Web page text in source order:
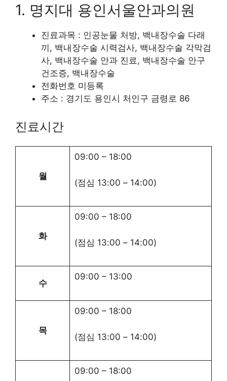
1. 명지대 용인서울안과의원
진료과목 : 인공눈물 처방, 백내장수술 다래
끼, 백내장수술 시력검사, 백내장수술 각막검
사, 백내장수술 안과 진료, 백내장수술 안구
건조증, 백내장수술
전화번호 미등록
주소 : 경기도 용인시 처인구 금령로 86
진료시간
월
09:00 – 18:00
(점심 13:00 – 14:00)
화
09:00 – 18:00
(점심 13:00 – 14:00)
수
09:00 – 13:00
목
09:00 – 18:00
(점심 13:00 – 14:00)
09:00 – 18:00